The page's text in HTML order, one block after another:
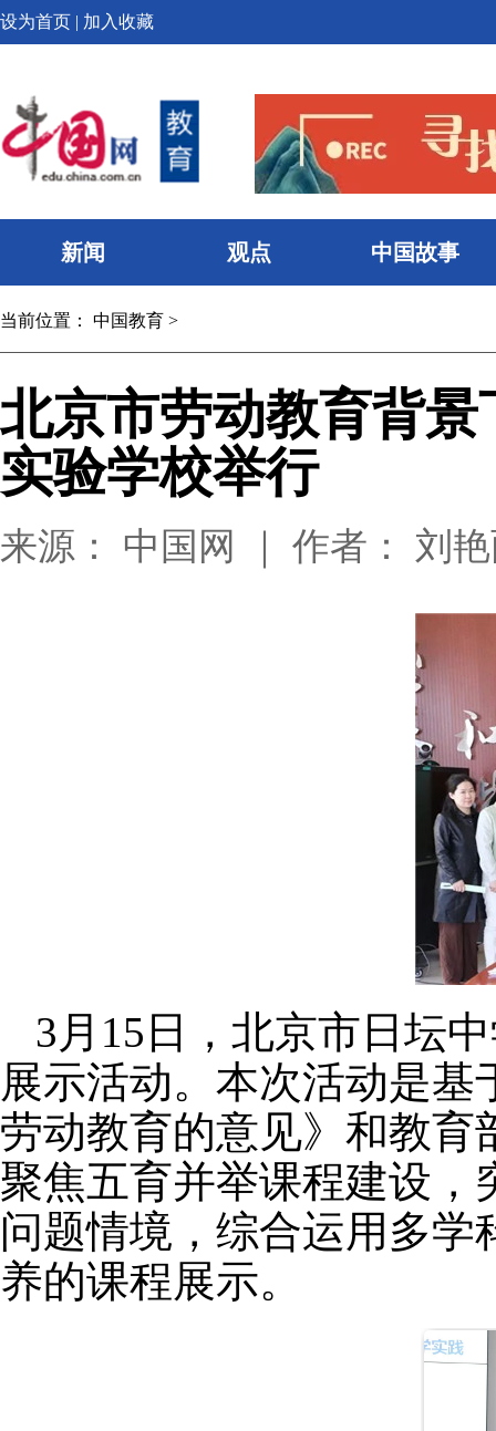
设为首页 | 加入收藏
新闻 观点 中国故事
当前位置： 中国教育 >
北京市劳动教育背
实验学校举行
来源： 中国网 ｜ 作者： 刘
3月15日，北京市日坛
展示活动。本次活动是
劳动教育的意见》和教育
聚焦五育并举课程建设，
问题情境，综合运用多
养的课程展示。